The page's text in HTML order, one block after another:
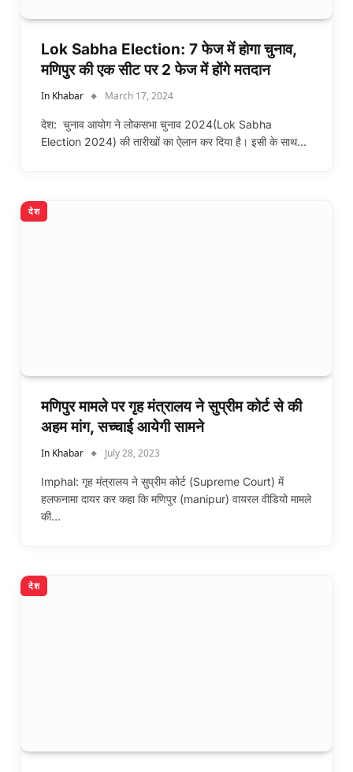
Lok Sabha Election: 7 फेज में होगा चुनाव,
मणिपुर की एक सीट पर 2 फेज में होंगे मतदान
In Khabar March 17, 2024
देश: चुनाव आयोग ने लोकसभा चुनाव 2024(Lok Sabha
Election 2024) की तारीखों का ऐलान कर दिया है। इसी के साथ…
देश
मणिपुर मामले पर गृह मंत्रालय ने सुप्रीम कोर्ट से की
अहम मांग, सच्चाई आयेगी सामने
In Khabar July 28, 2023
Imphal: गृह मंत्रालय ने सुप्रीम कोर्ट (Supreme Court) में
हलफनामा दायर कर कहा कि मणिपुर (manipur) वायरल वीडियो मामले
की…
देश